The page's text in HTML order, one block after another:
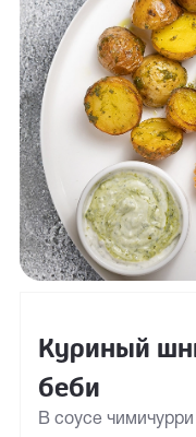
Куриный
беби
В соусе